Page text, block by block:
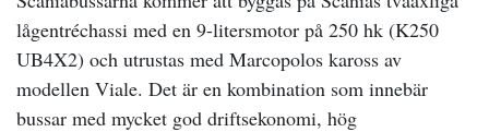
lågentréchassi med en 9-litersmotor på 250 hk (K250
UB4X2) och utrustas med Marcopolos kaross av
modellen Viale. Det är en kombination som innebär
bussar med mycket god driftsekonomi, hög